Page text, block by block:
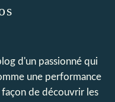
d'un passionné qui
une performance
de découvrir les